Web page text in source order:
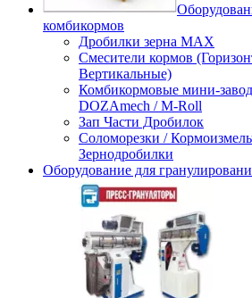
комбикормов
Дробилки зерна МАХ
Смесители кормов
Вертикальные)
Комбикормовые мини-
DOZAmech / M-Roll
Зап Части Дробилок
Соломорезки /
Зернодробилки
Оборудование для